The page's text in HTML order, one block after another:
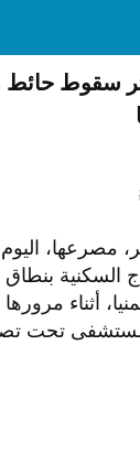
سقوط
مصرعها،
السكنية
أثناء مرورها
تحت